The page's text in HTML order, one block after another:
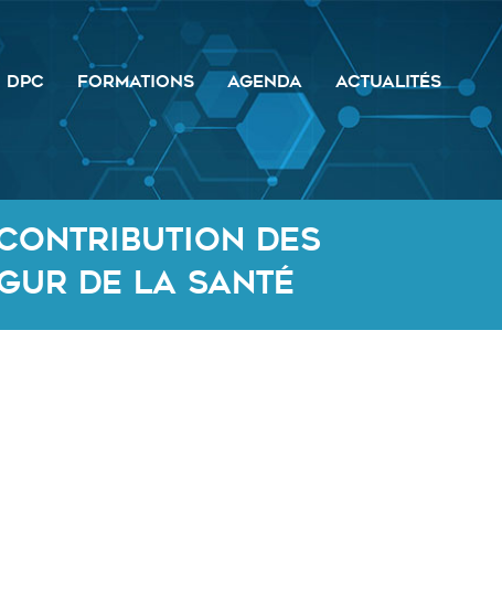
DPC FORMATIONS AGENDA ACTUALITÉS
des
de la Santé